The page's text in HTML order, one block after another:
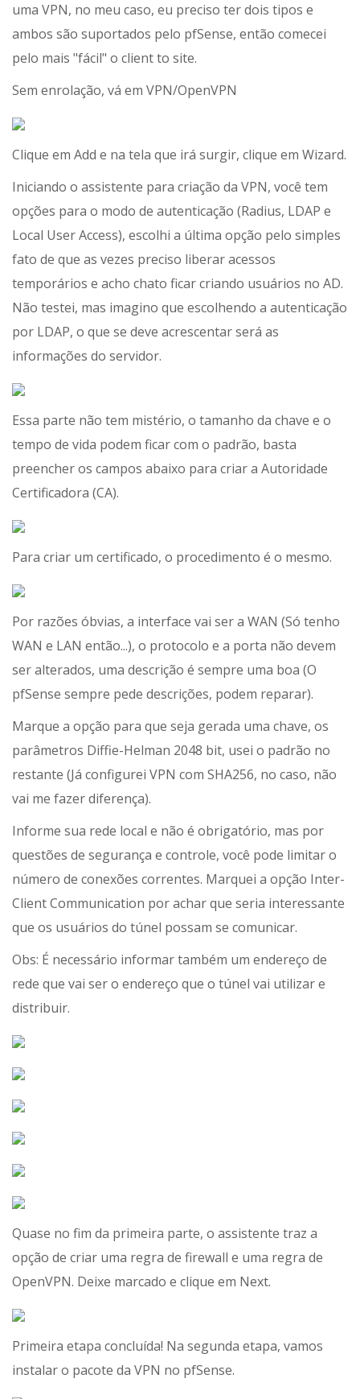
uma VPN, no meu caso, eu preciso ter dois tipos e
ambos são suportados pelo pfSense, então comecei
pelo mais "fácil" o client to site.
Sem enrolação, vá em VPN/OpenVPN
Clique em Add e na tela que irá surgir, clique em Wizard.
Iniciando o assistente para criação da VPN, você tem
opções para o modo de autenticação (Radius, LDAP e
Local User Access), escolhi a última opção pelo simples
fato de que as vezes preciso liberar acessos
temporários e acho chato ficar criando usuários no AD.
Não testei, mas imagino que escolhendo a autenticação
por LDAP, o que se deve acrescentar será as
informações do servidor.
Essa parte não tem mistério, o tamanho da chave e o
tempo de vida podem ficar com o padrão, basta
preencher os campos abaixo para criar a Autoridade
Certificadora (CA).
Para criar um certificado, o procedimento é o mesmo.
Por razões óbvias, a interface vai ser a WAN (Só tenho
WAN e LAN então...), o protocolo e a porta não devem
ser alterados, uma descrição é sempre uma boa (O
pfSense sempre pede descrições, podem reparar).
Marque a opção para que seja gerada uma chave, os
parâmetros Diffie-Helman 2048 bit, usei o padrão no
restante (Já configurei VPN com SHA256, no caso, não
vai me fazer diferença).
Informe sua rede local e não é obrigatório, mas por
questões de segurança e controle, você pode limitar o
número de conexões correntes. Marquei a opção Inter-
Client Communication por achar que seria interessante
que os usuários do túnel possam se comunicar.
Obs: É necessário informar também um endereço de
rede que vai ser o endereço que o túnel vai utilizar e
distribuir.
Quase no fim da primeira parte, o assistente traz a
opção de criar uma regra de firewall e uma regra de
OpenVPN. Deixe marcado e clique em Next.
Primeira etapa concluída! Na segunda etapa, vamos
instalar o pacote da VPN no pfSense.